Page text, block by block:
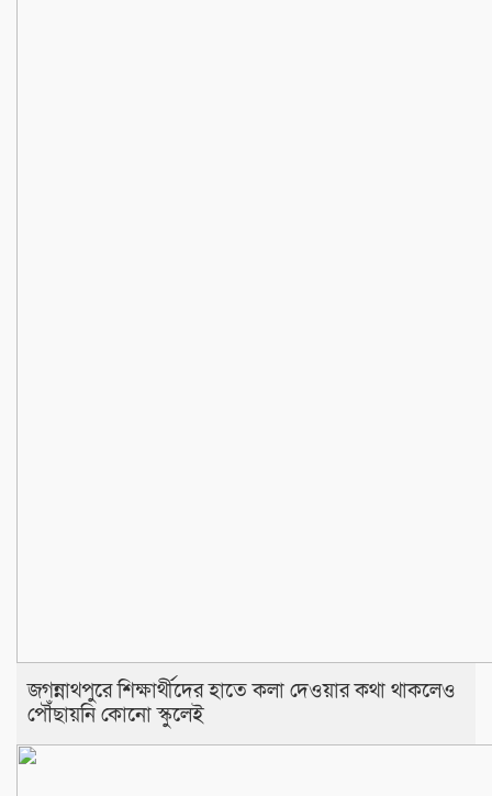
জগন্নাথপুরে শিক্ষার্থীদের হাতে কলা দেওয়ার কথা থাকলেও
পৌঁছায়নি কোনো স্কুলেই